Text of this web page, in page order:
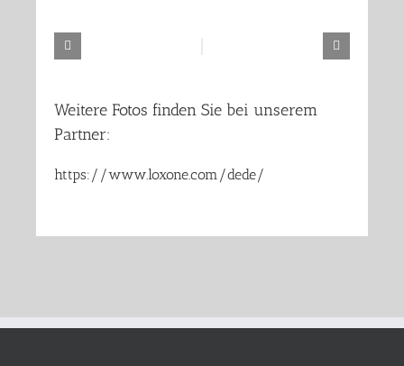
Weitere Fotos finden Sie bei unserem
Partner:
https://www.loxone.com/dede/